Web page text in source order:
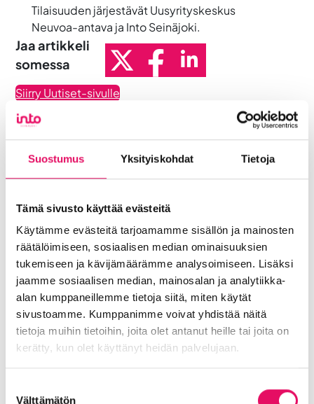
Suostumus Yksityiskohdat Tietoja
Tämä sivusto käyttää evästeitä
Käytämme evästeitä tarjoamamme sisällön ja mainosten
räätälöimiseen, sosiaalisen median ominaisuuksien
tukemiseen ja kävijämäärämme analysoimiseen. Lisäksi
jaamme sosiaalisen median, mainosalan ja analytiikka-
alan kumppaneillemme tietoja siitä, miten käytät
sivustoamme. Kumppanimme voivat yhdistää näitä
tietoja muihin tietoihin, joita olet antanut heille tai joita on
kerätty, kun olet käyttänyt heidän palvelujaan.
Välttämätön
Tilaisuuden järjestävät Uusyrityskeskus
Neuvoa-antava ja Into Seinäjoki.
Jaa artikkeli
somessa
Siirry Uutiset-sivulle
Uutiskategoriat
Blogi Digitalisaatio
Ekosysteemi
Into työpaikkana
Kansainvälistyminen
Liikeidea ja yrityksen perustaminen
Tallenteet
Tapahtumat
Töihin Seinäjoelle
Toimitilat ja tontit
Uutiset
Vastuullisuus
Yrittäjätarinat
Yrityskaupat
Yritysneuvonta
Yritysrahoitus
Yritysuutiset
Uusimmat uutiset
Liiketoiminta lentoon -
valmennuksessa hyödyt ryhmän